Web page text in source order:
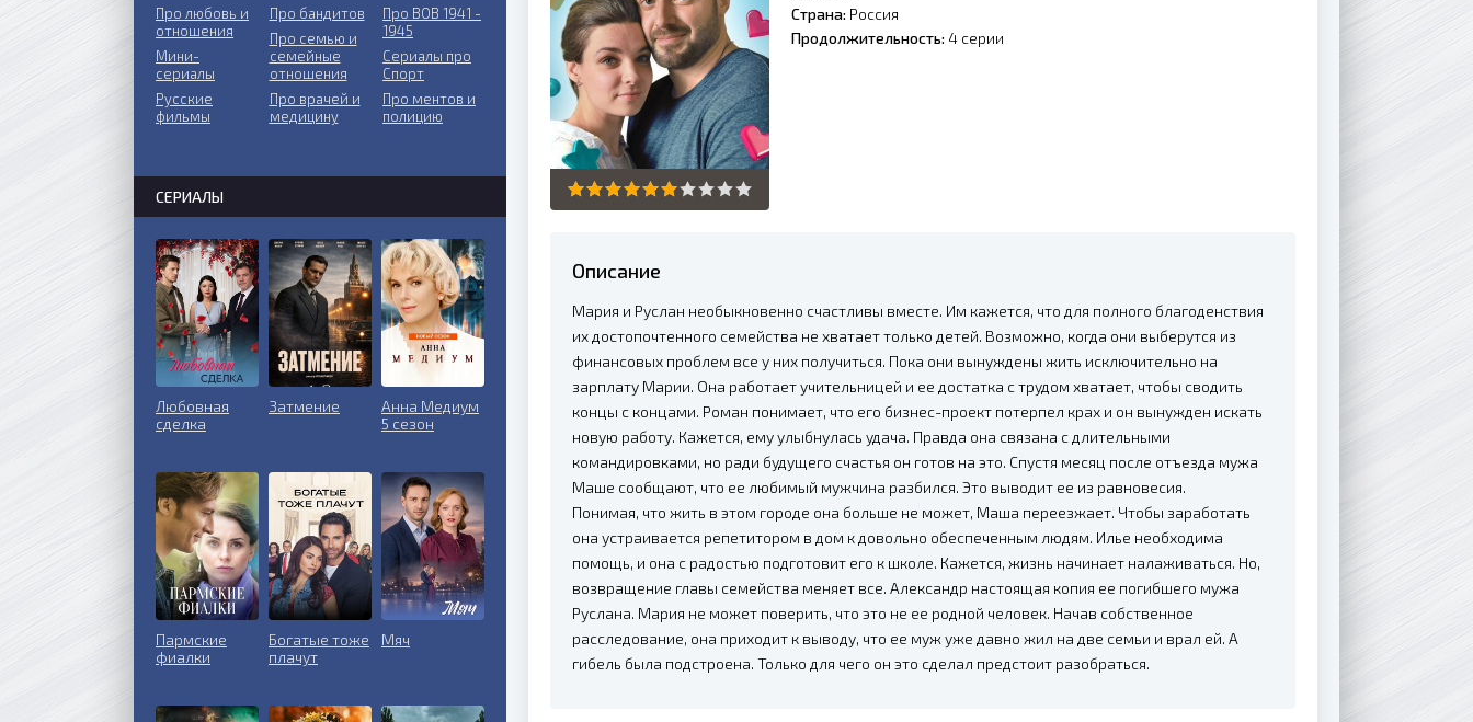
Страна: Россия
Продолжительность: 4 серии
Описание
Мария и Руслан необыкновенно счастливы вместе. Им кажется, что для полного благоденствия
их достопочтенного семейства не хватает только детей. Возможно, когда они выберутся из
финансовых проблем все у них получиться. Пока они вынуждены жить исключительно на
зарплату Марии. Она работает учительницей и ее достатка с трудом хватает, чтобы сводить
концы с концами. Роман понимает, что его бизнес-проект потерпел крах и он вынужден искать
новую работу. Кажется, ему улыбнулась удача. Правда она связана с длительными
командировками, но ради будущего счастья он готов на это. Спустя месяц после отъезда мужа
Маше сообщают, что ее любимый мужчина разбился. Это выводит ее из равновесия.
Понимая, что жить в этом городе она больше не может, Маша переезжает. Чтобы заработать
она устраивается репетитором в дом к довольно обеспеченным людям. Илье необходима
помощь, и она с радостью подготовит его к школе. Кажется, жизнь начинает налаживаться. Но,
возвращение главы семейства меняет все. Александр настоящая копия ее погибшего мужа
Руслана. Мария не может поверить, что это не ее родной человек. Начав собственное
расследование, она приходит к выводу, что ее муж уже давно жил на две семьи и врал ей. А
гибель была подстроена. Только для чего он это сделал предстоит разобраться.
Про любовь и
отношения
Мини-
сериалы
Русские
фильмы
Про бандитов
Пpo ceмью и
ceмeйныe
oтнoшeния
Пpo врачей и
медицину
Пpo ВОВ 1941 -
1945
Сериалы про
Спорт
Про ментов и
полицию
СЕРИАЛЫ
Любовная
сделка
Затмение
Анна Медиум
5 сезон
Пармские
фиалки
Богатые тоже
плачут
Мяч